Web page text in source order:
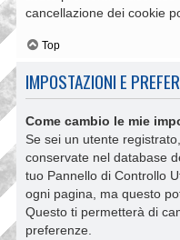
cancellazione dei cookie
Top
IMPOSTAZIONI E
Come cambio le mie
Se sei un utente
conservate nel database
tuo Pannello di Controllo
ogni pagina, ma questo
Questo ti permetterà di
preferenze.